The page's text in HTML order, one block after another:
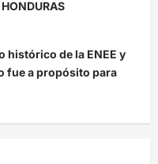
histórico de la ENEE y
fue a propósito para